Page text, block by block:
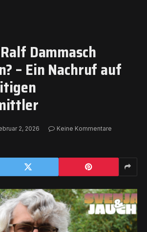
Dammasch
– Ein Nachruf auf
2, 2026
Keine Kommentare